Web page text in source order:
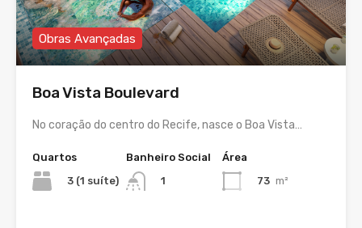
Obras Avançadas
Boa Vista Boulevard
No coração do centro do Recife, nasce o Boa Vista…
Quartos
3 (1 suíte)
Banheiro Social
1
Área
73 m²